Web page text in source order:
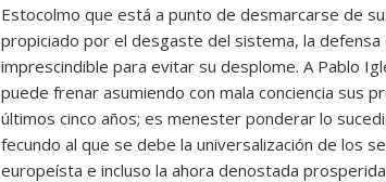
Estocolmo que está a punto de desmarcarse de
propiciado por el desgaste del sistema, la defensa
imprescindible para evitar su desplome. A Pablo
puede frenar asumiendo con mala conciencia sus
últimos cinco años; es menester ponderar lo
fecundo al que se debe la universalización de los
europeísta e incluso la ahora denostada